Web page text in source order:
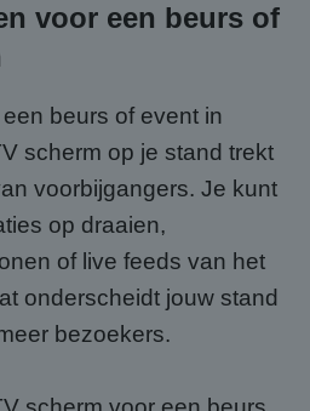
voor een beurs of
beurs of event in
scherm op je stand trekt
voorbijgangers. Je kunt
op draaien,
of live feeds van het
onderscheidt jouw stand
bezoekers.